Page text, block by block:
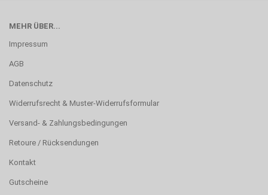
MEHR ÜBER...
Impressum
AGB
Datenschutz
Widerrufsrecht & Muster-Widerrufsformular
Versand- & Zahlungsbedingungen
Retoure / Rücksendungen
Kontakt
Gutscheine